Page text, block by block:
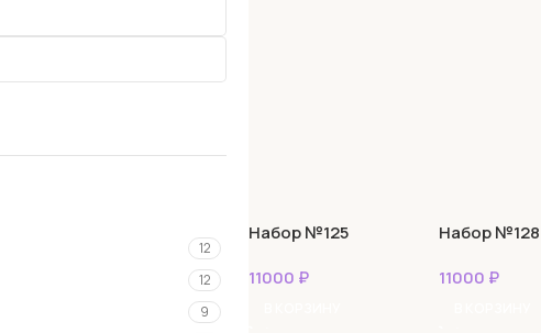
12
12
9
Набор №125
11000 ₽
Набор №128
11000 ₽